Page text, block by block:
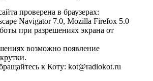
проверена в браузерах:
Navigator 7.0, Mozilla Firefox 5.0
при разрешениях экрана от
возможно появление
к Коту: kot@radiokot.ru